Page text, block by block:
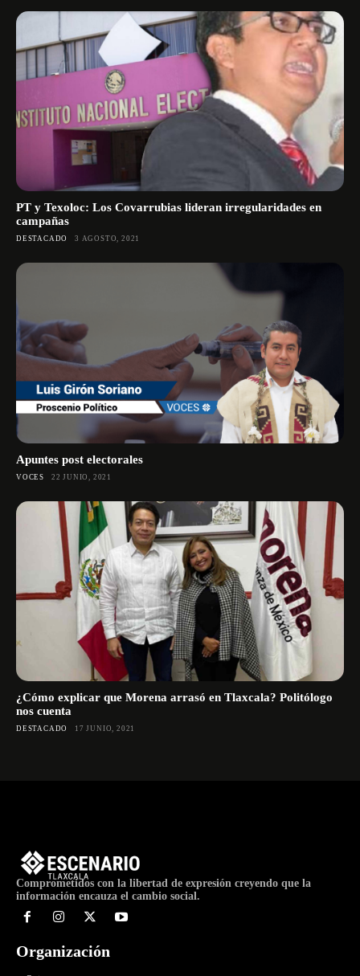
PT y Texoloc: Los Covarrubias lideran irregularidades en
campañas
DESTACADO 3 AGOSTO, 2021
Apuntes post electorales
VOCES 22 JUNIO, 2021
¿Cómo explicar que Morena arrasó en Tlaxcala? Politólogo
nos cuenta
DESTACADO 17 JUNIO, 2021
Comprometidos con la libertad de expresión creyendo que la
información encauza el cambio social.
Organización